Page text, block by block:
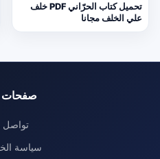
تحميل كتاب الحرّاني PDF خلف
علي الخلف مجانا
صفحات
تواصل
سياسة